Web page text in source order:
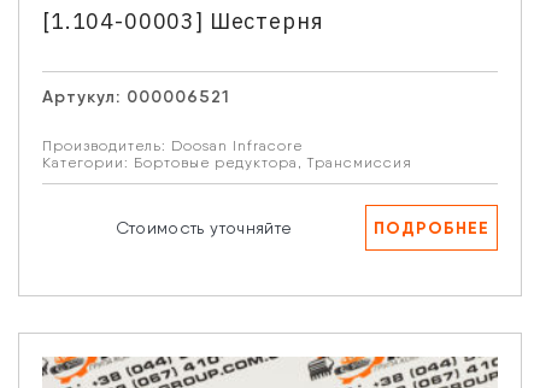
[1.104-00003] Шестерня
Артукул: 000006521
Производитель: Doosan Infracore
Категории: Бортовые редуктора , Трансмиссия
Стоимость уточняйте ПОДРОБНЕЕ